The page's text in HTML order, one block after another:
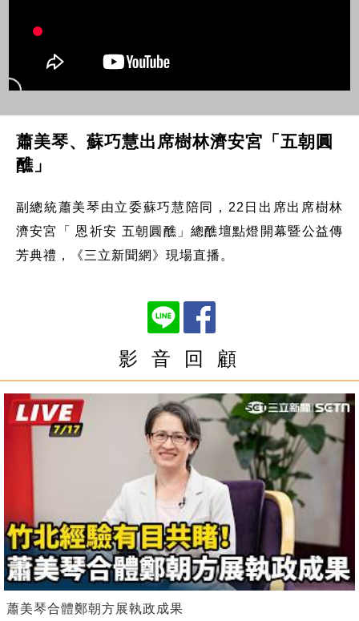
蕭美琴、蘇巧慧出席樹林濟安宮「五朝圓
醮」
副總統蕭美琴由立委蘇巧慧陪同，22日出席出席樹林
濟安宮「 恩祈安 五朝圓醮」總醮壇點燈開幕暨公益傳
芳典禮，《三立新聞網》現場直播。
影 音 回 顧
蕭美琴合體鄭朝方展執政成果